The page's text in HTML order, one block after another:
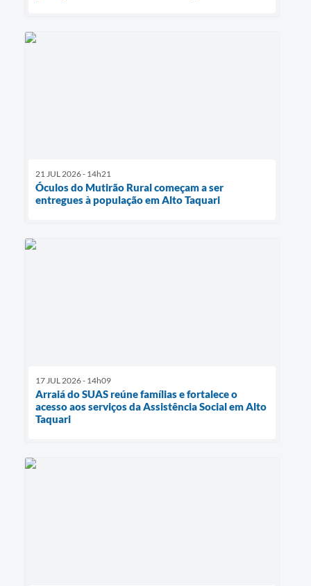
21 JUL 2026 - 14h21
Óculos do Mutirão Rural começam a ser
entregues à população em Alto Taquari
17 JUL 2026 - 14h09
Arraiá do SUAS reúne famílias e fortalece o
acesso aos serviços da Assistência Social em Alto
Taquari